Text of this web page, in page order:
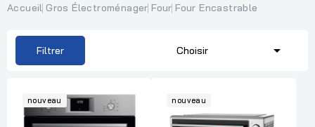
Accueil Gros Électroménager Four Four Encastrable
Filtrer Choisir 
nouveau nouveau